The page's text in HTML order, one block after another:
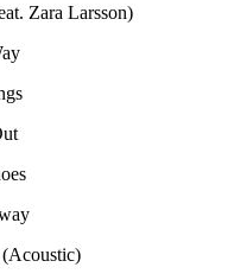
Zara Larsson)
(Acoustic)